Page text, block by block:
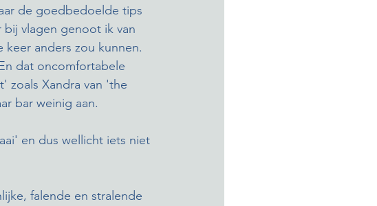
de goedbedoelde tips
bij vlagen genoot ik van
anders zou kunnen.
dat oncomfortabele
zoals Xandra van 'the
bar weinig aan.
en dus wellicht iets niet
falende en stralende